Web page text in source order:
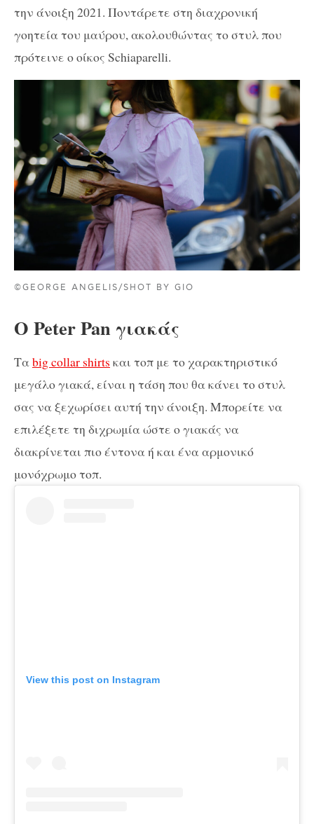
την άνοιξη 2021. Ποντάρετε στη διαχρονική
γοητεία του μαύρου, ακολουθώντας το στυλ που
πρότεινε ο οίκος Schiaparelli.
©GEORGE ANGELIS/SHOT BY GIO
O Peter Pan γιακάς
Ταbig collar shirts και τοπ με το χαρακτηριστικό
μεγάλο γιακά, είναι η τάση που θα κάνει το στυλ
σας να ξεχωρίσει αυτή την άνοιξη. Μπορείτε να
επιλέξετε τη διχρωμία ώστε ο γιακάς να
διακρίνεται πιο έντονα ή και ένα αρμονικό
μονόχρωμο τοπ.
View this post on Instagram